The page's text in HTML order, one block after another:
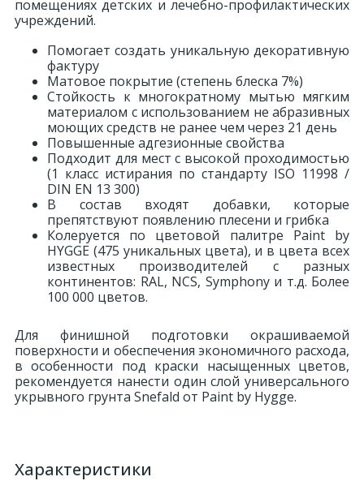
помещениях детских и лечебно-профилактических
учреждений.
Помогает создать уникальную декоративную
фактуру
Матовое покрытие (степень блеска 7%)
Стойкость к многократному мытью мягким
материалом с использованием не абразивных
моющих средств не ранее чем через 21 день
Повышенные адгезионные свойства
Подходит для мест с высокой проходимостью
(1 класс истирания по стандарту ISO 11998 /
DIN EN 13 300)
В состав входят добавки, которые
препятствуют появлению плесени и грибка
Колеруется по цветовой палитре Paint by
HYGGE (475 уникальных цвета), и в цвета всех
известных производителей с разных
континентов: RAL, NCS, Symphony и т.д. Более
100 000 цветов.
Для финишной подготовки окрашиваемой
поверхности и обеспечения экономичного расхода,
в особенности под краски насыщенных цветов,
рекомендуется нанести один слой универсального
укрывного грунта Snefald от Paint by Hygge.
Характеристики
Угловые элементы
300
Уголки
39
Карнизы цветные
260
Молдинги цветные
534
Плинтусы цветные
Пилястры цветные
2
Уголки цветные